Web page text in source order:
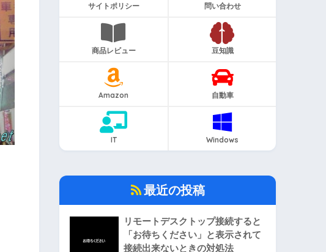
サイトポリシー 問い合わせ
商品レビュー 豆知識
Amazon 自動車
IT Windows
最近の投稿
リモートデスクトップ接続すると
「お待ちください」と表示されて
接続出来ないときの対処法